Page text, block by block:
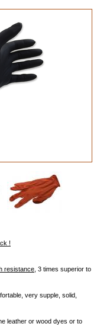
!
resistance , 3 times superior to
very supple, solid,
leather or wood dyes or to